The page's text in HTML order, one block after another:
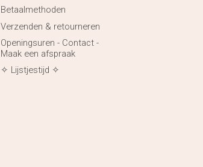
Betaalmethoden
Verzenden & retourneren
Openingsuren - Contact -
Maak een afspraak
✧ Lijstjestijd ✧